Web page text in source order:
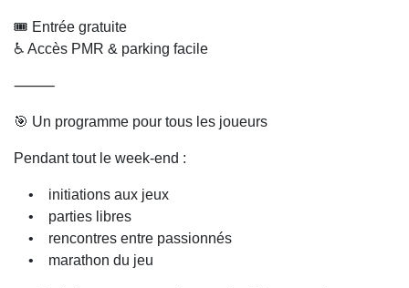
🎟️ Entrée gratuite
♿ Accès PMR & parking facile
⸻
🎯 Un programme pour tous les joueurs
Pendant tout le week-end :
• initiations aux jeux
• parties libres
• rencontres entre passionnés
• marathon du jeu